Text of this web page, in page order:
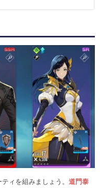
ィを組みましょう。 道門泰